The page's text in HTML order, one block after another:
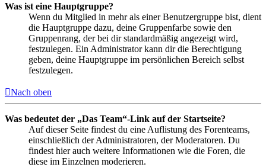
Was ist eine Hauptgruppe?
Wenn du Mitglied in mehr als einer Benutzergruppe bist, dient
die Hauptgruppe dazu, deine Gruppenfarbe sowie den
Gruppenrang, der bei dir standardmäßig angezeigt wird,
festzulegen. Ein Administrator kann dir die Berechtigung
geben, deine Hauptgruppe im persönlichen Bereich selbst
festzulegen.
Nach oben
Was bedeutet der „Das Team“-Link auf der Startseite?
Auf dieser Seite findest du eine Auflistung des Forenteams,
einschließlich der Administratoren, der Moderatoren. Du
findest hier auch weitere Informationen wie die Foren, die
diese im Einzelnen moderieren.